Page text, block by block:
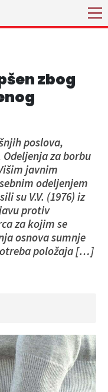
zbog
poslova,
za borbu
javnim
odeljenjem
su V.V. (1976) iz
protiv
za kojim se
osnova sumnje
položaja […]